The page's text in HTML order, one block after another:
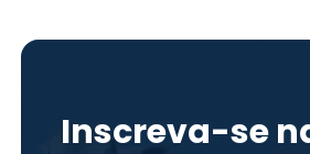
Inscreva-se